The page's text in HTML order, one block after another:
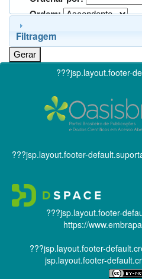
Ordem:
Filtragem
???jsp.layout.footer-
???jsp.layout.footer-
???jsp.layout.footer-
https://
???jsp.layout.footer-
jsp.layout.footer-